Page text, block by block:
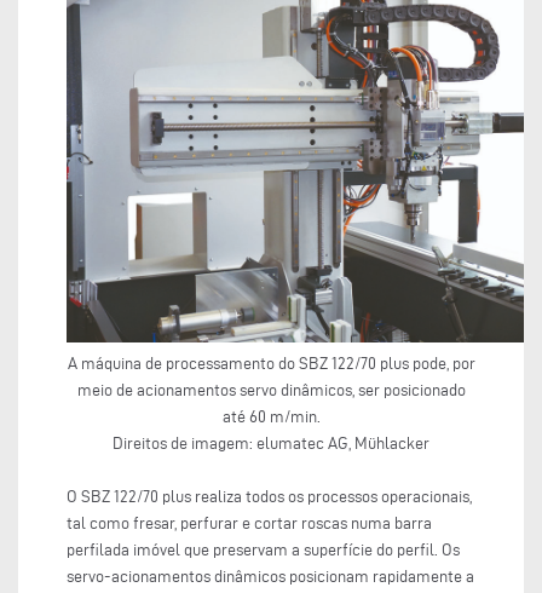
A máquina de processamento do SBZ 122/70 plus pode, por
meio de acionamentos servo dinâmicos, ser posicionado
até 60 m/min.
Direitos de imagem: elumatec AG, Mühlacker
O SBZ 122/70 plus realiza todos os processos operacionais,
tal como fresar, perfurar e cortar roscas numa barra
perfilada imóvel que preservam a superfície do perfil. Os
servo-acionamentos dinâmicos posicionam rapidamente a